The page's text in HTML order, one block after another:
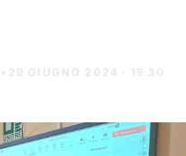
• 29 GIUGNO 2024 · 15:30